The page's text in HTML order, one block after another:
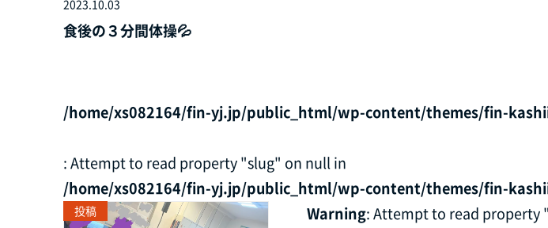
2023.10.03
食後の３分間体操💦
/home/xs082164/fin-yj.jp/public_html/wp-content/themes/fin-
: Attempt to read property "slug" on null in
/home/xs082164/fin-yj.jp/public_html/wp-content/themes/fin-
投稿 Warning: Attempt to read property